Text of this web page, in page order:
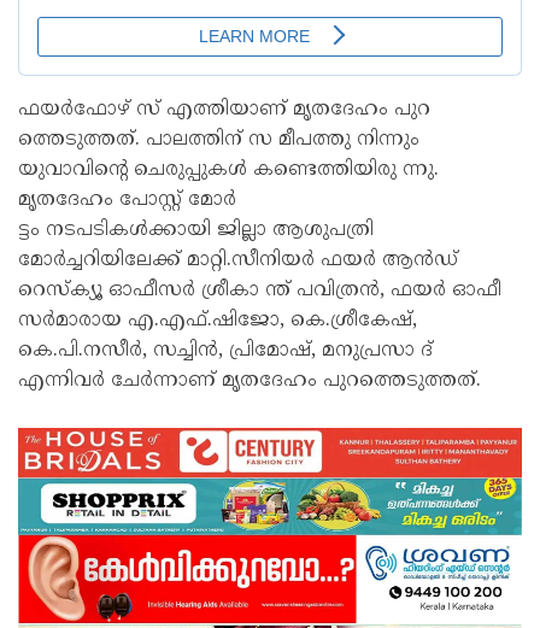
ഫയർഫോഴ് സ് എത്തിയാണ് മൃതദേഹം പുറ
ത്തെടുത്തത്. പാലത്തിന് സ മീപത്തു നിന്നും
യുവാവിന്റെ ചെരുപ്പുകൾ കണ്ടെത്തിയിരു ന്നു.
മൃതദേഹം പോസ്റ്റ് മോർ
ട്ടം നടപടികൾക്കായി ജില്ലാ ആശുപത്രി
മോർച്ചറിയിലേക്ക് മാറ്റി.സീനിയർ ഫയർ ആൻഡ്
റെസ്ക്യൂ ഓഫീസർ ശ്രീകാ ന്ത് പവിത്രൻ, ഫയർ ഓഫീ
സർമാരായ എ.എഫ്.ഷിജോ, കെ.ശ്രീകേഷ്,
കെ.പി.നസീർ, സച്ചിൻ, പ്രിമോഷ്, മനുപ്രസാ ദ്
എന്നിവർ ചേർന്നാണ് മൃതദേഹം പുറത്തെടുത്തത്.